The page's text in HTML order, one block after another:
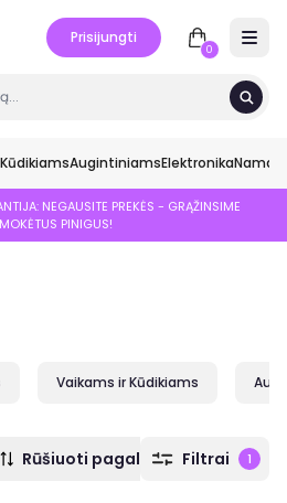
Prisijungti
0
AugintiniamsElektronikaNamai
NEGAUSITE PREKĖS - GRĄŽINSIME
PINIGUS!
Vaikams ir Kūdikiams
Rūšiuoti pagal Filtrai 1